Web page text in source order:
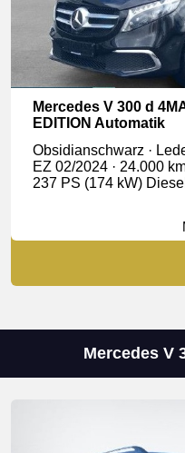
Mercedes V 300 d
EDITION Automatik
Obsidianschwarz ·
EZ 02/2024 · 24.000
237 PS (174 kW) Diesel
Mercedes V